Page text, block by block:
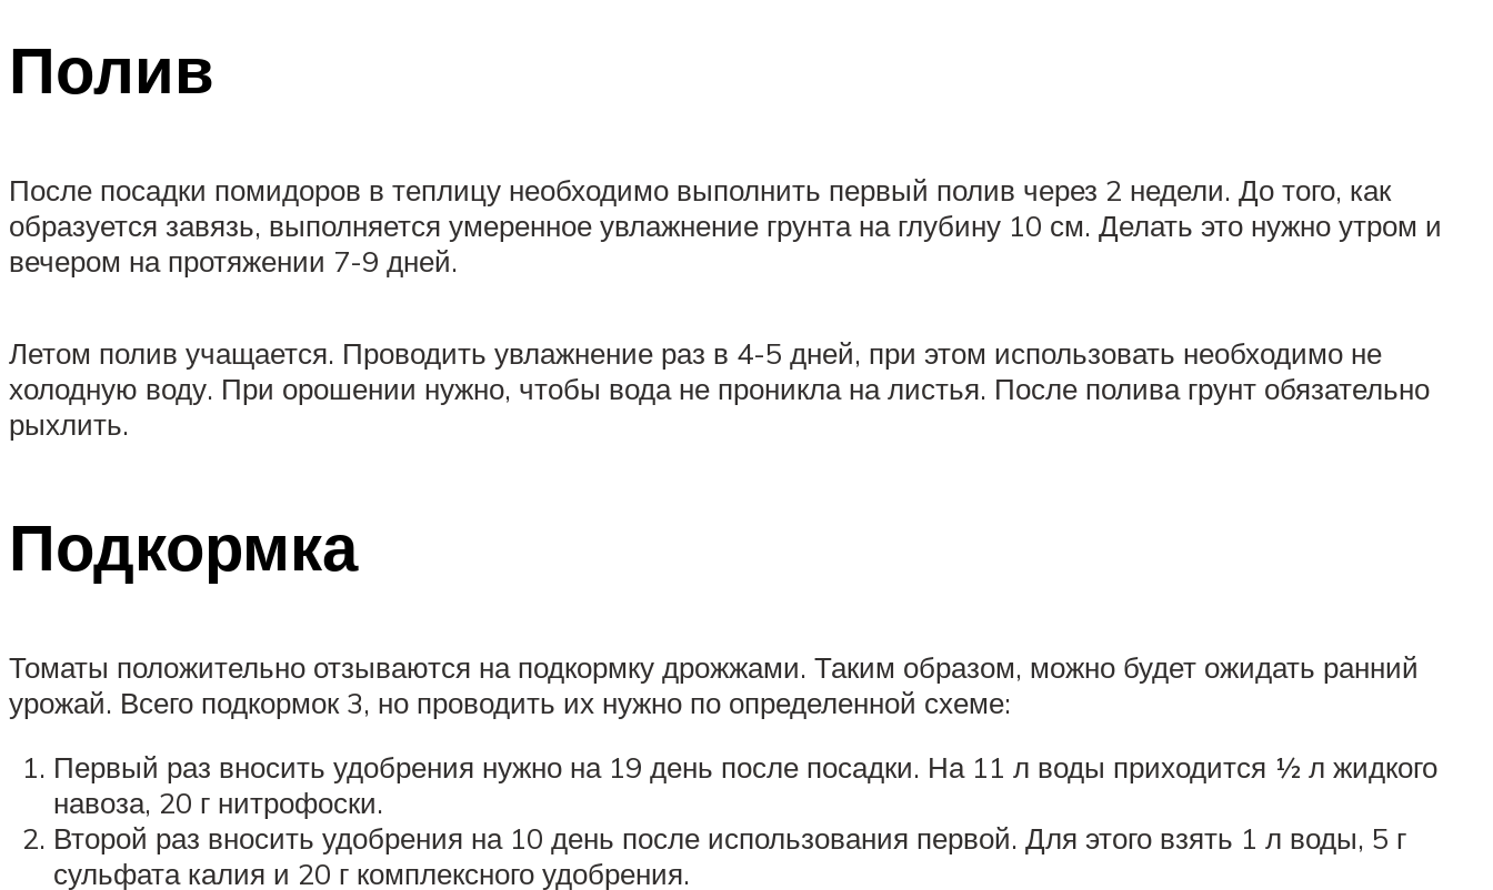
Полив
После посадки помидоров в теплицу необходимо выполнить первый полив через 2 недели. До того, как
образуется завязь, выполняется умеренное увлажнение грунта на глубину 10 см. Делать это нужно утром и
вечером на протяжении 7-9 дней.
Летом полив учащается. Проводить увлажнение раз в 4-5 дней, при этом использовать необходимо не
холодную воду. При орошении нужно, чтобы вода не проникла на листья. После полива грунт обязательно
рыхлить.
Подкормка
Томаты положительно отзываются на подкормку дрожжами. Таким образом, можно будет ожидать ранний
урожай. Всего подкормок 3, но проводить их нужно по определенной схеме:
Первый раз вносить удобрения нужно на 19 день после посадки. На 11 л воды приходится ½ л жидкого
навоза, 20 г нитрофоски.
Второй раз вносить удобрения на 10 день после использования первой. Для этого взять 1 л воды, 5 г
сульфата калия и 20 г комплексного удобрения.